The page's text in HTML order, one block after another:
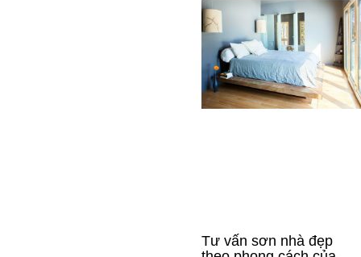
Tư vấn sơn nhà đẹp